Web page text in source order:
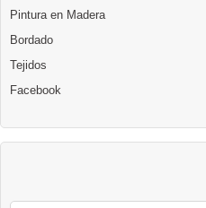
Pintura en Madera
Bordado
Tejidos
Facebook